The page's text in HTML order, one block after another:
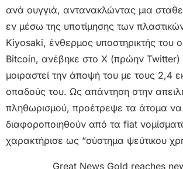
ανά ουγγιά, αντανακλώντας μια
εν μέσω της υποτίμησης των
Kiyosaki, ένθερμος υποστηρικτής του
Bitcoin, ανέβηκε στο X (πρώην Twitter)
μοιραστεί την άποψή του με τους 2,4
οπαδούς του. Ως απάντηση στην
πληθωρισμού, προέτρεψε τα άτομα να
διαφοροποιηθούν από τα fiat
χαρακτήρισε ως “σύστημα ψεύτικου
Great News Gold reaches